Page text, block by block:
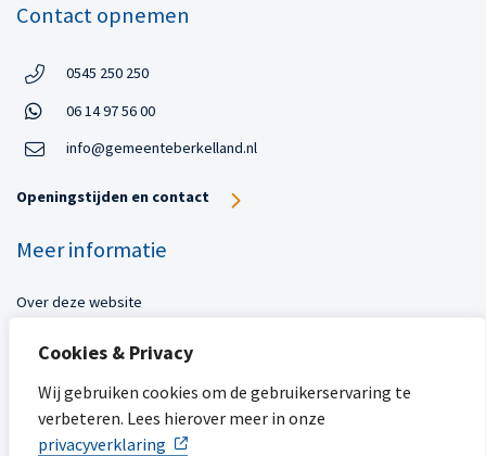
Cookies & Privacy
Wij gebruiken cookies om de gebruikerservaring te
verbeteren. Lees hierover meer in onze
privacyverklaring
Contact opnemen
Telefoon
Telefoon:
0545 250 250
Open in WhatsApp:
Open in WhatsApp:
06 14 97 56 00
info@gemeenteberkelland.nl
Openingstijden en contact
Meer informatie
Over deze website
Privacy
Sitemap
Mijn gemeente